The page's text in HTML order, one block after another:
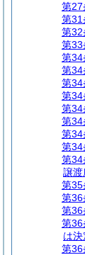
第27
第31
第32
第33
第34
第34
第34
第34
第34
第34
第34
第34
第34
譲渡
第35
第36
第36
第36
は
第36